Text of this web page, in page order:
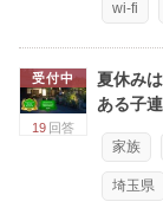
wi-fi
受付中
19 回答
夏休み
ある子
家族
埼玉県